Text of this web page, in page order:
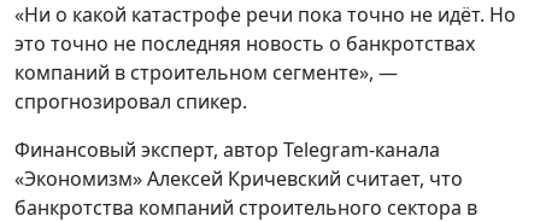
«Ни о какой катастрофе речи пока точно не идёт. Но
это точно не последняя новость о банкротствах
компаний в строительном сегменте», —
спрогнозировал спикер.
Финансовый эксперт, автор Telegram-канала
«Экономизм» Алексей Кричевский считает, что
банкротства компаний строительного сектора в